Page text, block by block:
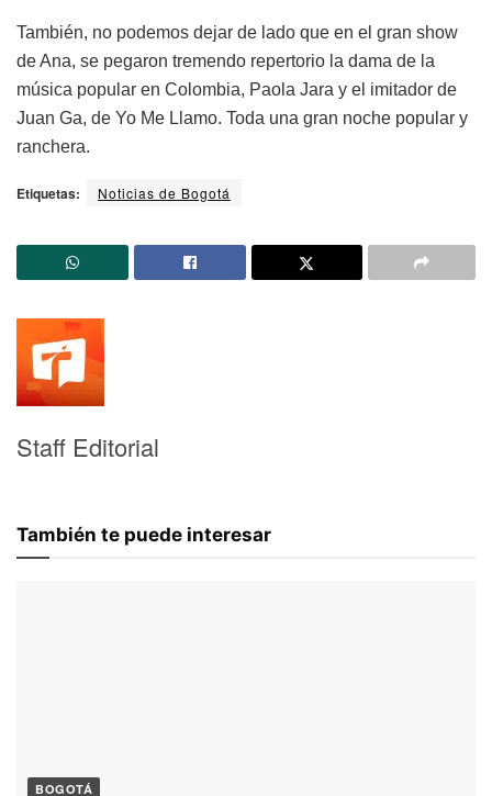
También, no podemos dejar de lado que en el gran show
de Ana, se pegaron tremendo repertorio la dama de la
música popular en Colombia, Paola Jara y el imitador de
Juan Ga, de Yo Me Llamo. Toda una gran noche popular y
ranchera.
Etiquetas: Noticias de Bogotá
Staff Editorial
También te puede interesar
BOGOTÁ